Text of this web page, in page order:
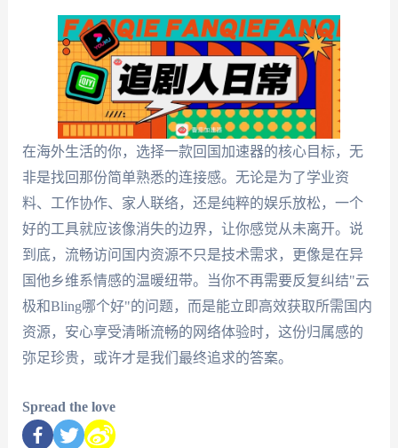
在海外生活的你，选择一款回国加速器的核心目标，无
非是找回那份简单熟悉的连接感。无论是为了学业资
料、工作协作、家人联络，还是纯粹的娱乐放松，一个
好的工具就应该像消失的边界，让你感觉从未离开。说
到底，流畅访问国内资源不只是技术需求，更像是在异
国他乡维系情感的温暖纽带。当你不再需要反复纠结"云
极和Bling哪个好"的问题，而是能立即高效获取所需国内
资源，安心享受清晰流畅的网络体验时，这份归属感的
弥足珍贵，或许才是我们最终追求的答案。
Spread the love